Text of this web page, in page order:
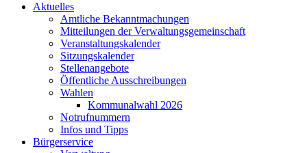
Aktuelles
Amtliche Bekanntmachungen
Mitteilungen der Verwaltungsgemeinschaft
Veranstaltungskalender
Sitzungskalender
Stellenangebote
Öffentliche Ausschreibungen
Wahlen
Kommunalwahl 2026
Notrufnummern
Infos und Tipps
Bürgerservice